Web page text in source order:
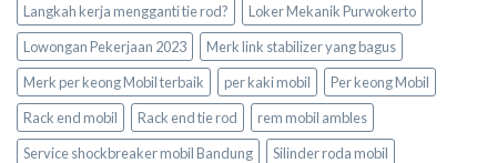
Langkah kerja mengganti tie rod?
Loker Mekanik Purwokerto
Lowongan Pekerjaan 2023
Merk link stabilizer yang bagus
Merk per keong Mobil terbaik
per kaki mobil
Per keong Mobil
Rack end mobil
Rack end tie rod
rem mobil ambles
Service shockbreaker mobil Bandung
Silinder roda mobil